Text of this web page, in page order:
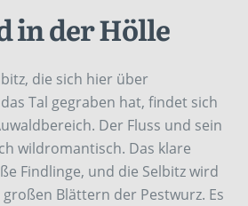
in der Hölle
die sich hier über
Tal gegraben hat, findet sich
Der Fluss und sein
wildromantisch. Das klare
Findlinge, und die Selbitz wird
Blättern der Pestwurz. Es